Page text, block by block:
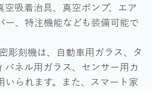
空吸着治具、真空ポンプ、エア
ー、特注機能なども装備可能で
彫刻機は、自動車用ガラス、タ
パネル用ガラス、センサー用カ
いられます。また、スマート家